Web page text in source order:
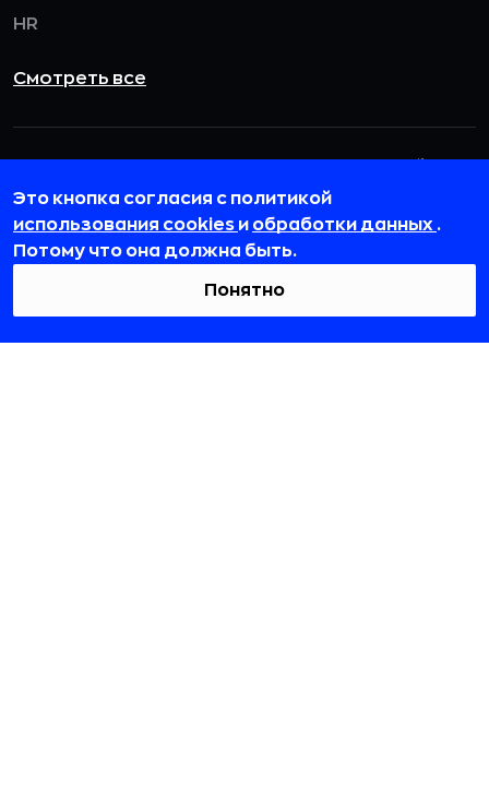
HR
Смотреть все
округ Даниловский, пр-кт Андропова, д. 18, к. 3
team@rb.ru
Это кнопка согласия с политикой
использования cookies и обработки данных .
Потому что она должна быть.
Понятно